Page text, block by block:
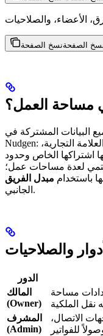
الأعضاء، والصلاحيات
الصفحةنسخ الصفحة
مساحة العمل؟
البيانات المشتركة في
Nudgen: جهات الاتصال، الحملات، تكوينات العلامة التجارية،
اشتراكها الخاص وحدود
لعدة مساحات عمل؛
باستخدام
الجانبي.
والصلاحيات
الدور
المالك
(Owner)
مساحة
المشرف
(Admin)
الاتصال،